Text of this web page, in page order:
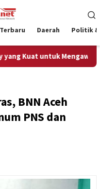
Daerah Politik &
untuk Mengawal Dana
BNN Aceh
PNS dan